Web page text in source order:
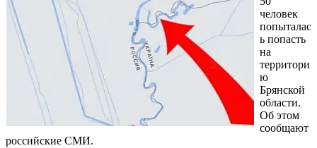
человек
попыталас
ь попасть
на
территори
ю
Брянской
области.
Об этом
сообщают
российские СМИ.